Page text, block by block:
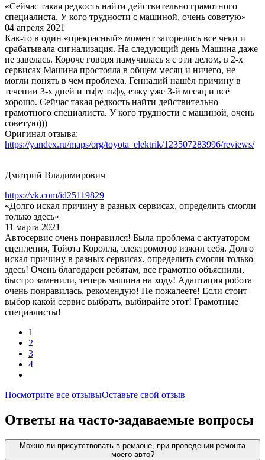
«Сейчас такая редкость найти действительно грамотного
специалиста. У кого трудности с машиной, очень советую»
04 апреля 2021
Как-то в один «прекрасный» момент загорелись все чеки и
срабатывала сигнализация. На следующий день Машина даже
не завелась. Короче говоря намучилась я с эти делом, в 2-х
сервисах Машина простояла в общем месяц и ничего, не
могли понять в чем проблема. Геннадий нашёл причину в
течении 3-х дней и тьфу тьфу, езжу уже 3-й месяц и всё
хорошо. Сейчас такая редкость найти действительно
грамотного специалиста. У кого трудности с машиной, очень
советую)))
Оригинал отзыва:
https://yandex.ru/maps/org/toyota_elektrik/123507283996/reviews/
Дмитрий Владимирович
https://vk.com/id25119829
«Долго искал причину в разных сервисах, определить смогли
только здесь»
11 марта 2021
Автосервис очень понравился! Была проблема с актуатором
сцепления, Тойота Королла, электромотор изжил себя. Долго
искал причину в разных сервисах, определить смогли только
здесь! Очень благодарен ребятам, все грамотно объяснили,
быстро заменили, теперь машина на ходу! Адаптация робота
очень понравилась, рекомендую! Не пожалеете! Если стоит
выбор какой сервис выбрать, выбирайте этот! Грамотные
специалисты!
1
2
3
4
Посмотрите все отзывыОставьте свой отзыв
Ответы на часто-задаваемые вопросы
Можно ли присутствовать в ремзоне, при проведении ремонта
моего авто?